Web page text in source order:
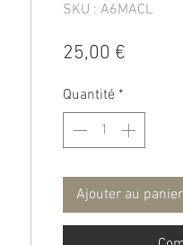
SKU : A6MACL
25,00 €
Quantité *
Ajouter au panier